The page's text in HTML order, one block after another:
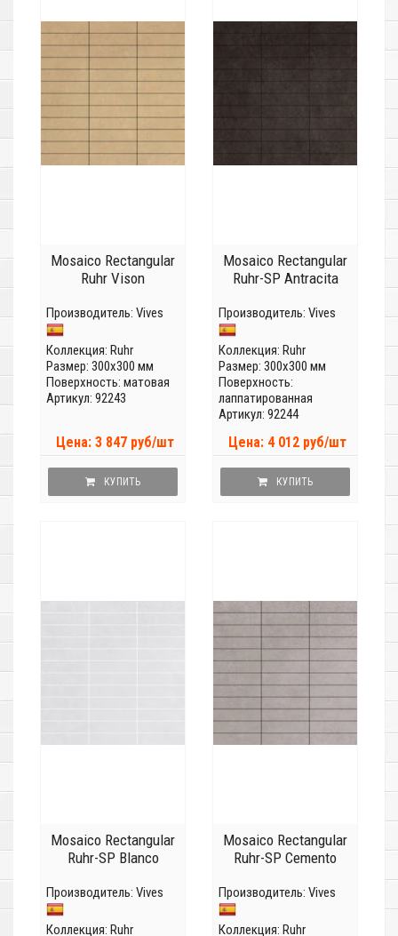
Mosaico Rectangular
Ruhr Vison
Производитель: Vives
Коллекция: Ruhr
Размер: 300x300 мм
Поверхность: матовая
Артикул: 92243
Цена: 3 847 руб/шт
КУПИТЬ
Mosaico Rectangular
Ruhr-SP Antracita
Производитель: Vives
Коллекция: Ruhr
Размер: 300x300 мм
Поверхность:
лаппатированная
Артикул: 92244
Цена: 4 012 руб/шт
КУПИТЬ
Mosaico Rectangular
Ruhr-SP Blanco
Производитель: Vives
Коллекция: Ruhr
Mosaico Rectangular
Ruhr-SP Cemento
Производитель: Vives
Коллекция: Ruhr